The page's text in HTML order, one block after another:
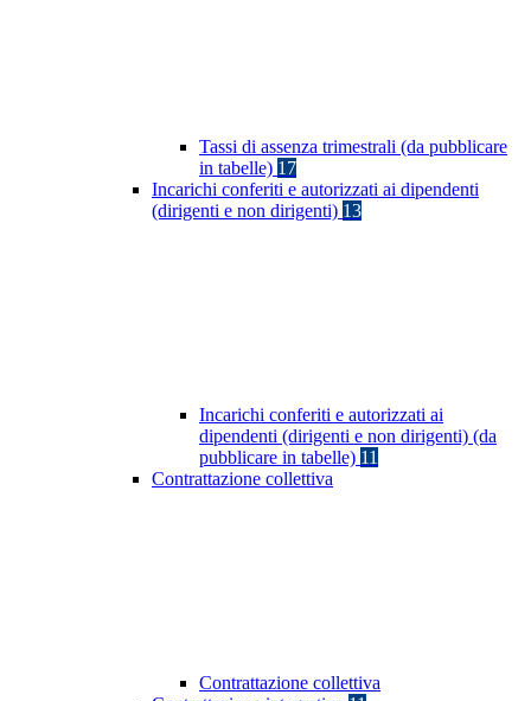
Tassi di assenza trimestrali (da pubblicare
in tabelle) 17
Incarichi conferiti e autorizzati ai dipendenti
(dirigenti e non dirigenti) 13
Incarichi conferiti e autorizzati ai
dipendenti (dirigenti e non dirigenti) (da
pubblicare in tabelle) 11
Contrattazione collettiva
Contrattazione collettiva